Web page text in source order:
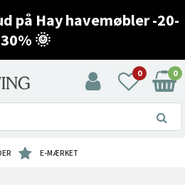
på Hay havemøbler -20-
30% 🌞
0 0
E-MÆRKET